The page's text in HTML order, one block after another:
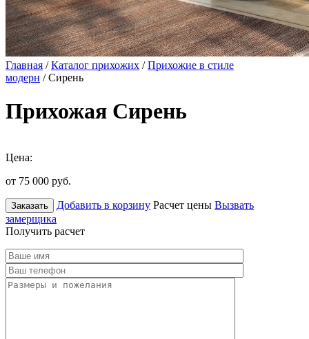
Главная /Каталог прихожих /Прихожие в стиле
модерн / Сирень
Прихожая Сирень
Цена:
от 75 000 руб.
Заказать Добавить в корзину Расчет цены Вызвать
замерщика
Получить расчет